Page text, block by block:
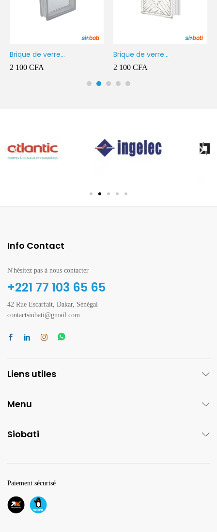
Brique de verre
190X190X80MM Transparent
2 100 CFA
Brique de verre
190X190X80MM CROSS
2 100 CFA
Info Contact
N'hésitez pas à nous contacter
+221 77 103 65 65
42 Rue Escarfait, Dakar, Sénégal
contactsiobati@gmail.com
Liens utiles
Menu
Siobati
Paiement sécurisé